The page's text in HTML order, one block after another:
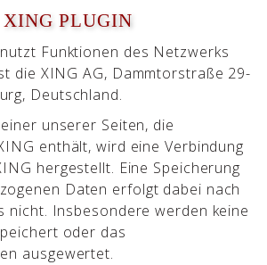
XING PLUGIN
Funktionen des Netzwerks
die XING AG, Dammtorstraße 29-
Deutschland.
unserer Seiten, die
enthält, wird eine Verbindung
hergestellt. Eine Speicherung
Daten erfolgt dabei nach
nicht. Insbesondere werden keine
oder das
ausgewertet.